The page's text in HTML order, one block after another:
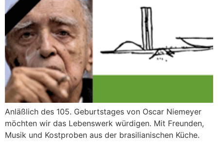
Anläßlich des 105. Geburtstages von Oscar Niemeyer
möchten wir das Lebenswerk würdigen. Mit Freunden,
Musik und Kostproben aus der brasilianischen Küche.